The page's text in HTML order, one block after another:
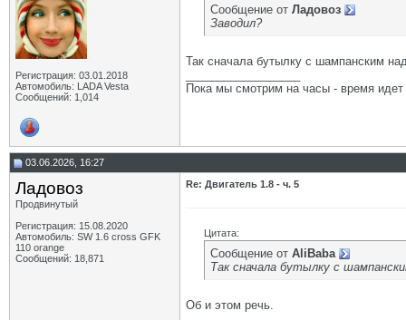
Регистрация: 03.01.2018
Автомобиль: LADA Vesta
Сообщений: 1,014
Сообщение от Ладовоз
Заводил?
Так сначала бутылку с шампанским
Пока мы смотрим на часы - время идет
03.06.2026, 16:27
Ладовоз
Продвинутый
Регистрация: 15.08.2020
Автомобиль: SW 1.6 cross GFK
110 orange
Сообщений: 18,871
Re: Двигатель 1.8 - ч. 5
Цитата:
Сообщение от AliBaba
Так сначала бутылку с
Об и этом речь.